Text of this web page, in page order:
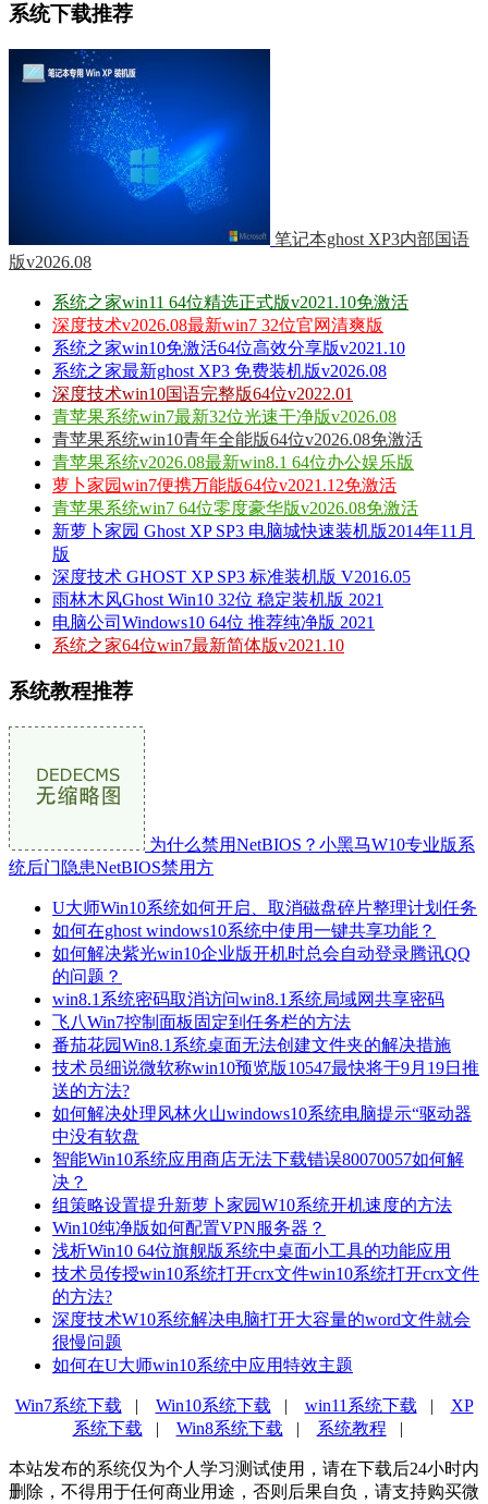
系统下载推荐
笔记本ghost XP3内部国语
版v2026.08
系统之家win11 64位精选正式版v2021.10免激活
深度技术v2026.08最新win7 32位官网清爽版
系统之家win10免激活64位高效分享版v2021.10
系统之家最新ghost XP3 免费装机版v2026.08
深度技术win10国语完整版64位v2022.01
青苹果系统win7最新32位光速干净版v2026.08
青苹果系统win10青年全能版64位v2026.08免激活
青苹果系统v2026.08最新win8.1 64位办公娱乐版
萝卜家园win7便携万能版64位v2021.12免激活
青苹果系统win7 64位零度豪华版v2026.08免激活
新萝卜家园 Ghost XP SP3 电脑城快速装机版2014年11月
版
深度技术 GHOST XP SP3 标准装机版 V2016.05
雨林木风Ghost Win10 32位 稳定装机版 2021
电脑公司Windows10 64位 推荐纯净版 2021
系统之家64位win7最新简体版v2021.10
系统教程推荐
为什么禁用NetBIOS？小黑马W10专业版系
统后门隐患NetBIOS禁用方
U大师Win10系统如何开启、取消磁盘碎片整理计划任务
如何在ghost windows10系统中使用一键共享功能？
如何解决紫光win10企业版开机时总会自动登录腾讯QQ
的问题？
win8.1系统密码取消访问win8.1系统局域网共享密码
飞八Win7控制面板固定到任务栏的方法
番茄花园Win8.1系统桌面无法创建文件夹的解决措施
技术员细说微软称win10预览版10547最快将于9月19日推
送的方法?
如何解决处理风林火山windows10系统电脑提示“驱动器
中没有软盘
智能Win10系统应用商店无法下载错误80070057如何解
决？
组策略设置提升新萝卜家园W10系统开机速度的方法
Win10纯净版如何配置VPN服务器？
浅析Win10 64位旗舰版系统中桌面小工具的功能应用
技术员传授win10系统打开crx文件win10系统打开crx文件
的方法?
深度技术W10系统解决电脑打开大容量的word文件就会
很慢问题
如何在U大师win10系统中应用特效主题
Win7系统下载 | Win10系统下载 | win11系统下载 | XP
系统下载 | Win8系统下载 | 系统教程 |
本站发布的系统仅为个人学习测试使用，请在下载后24小时内
删除，不得用于任何商业用途，否则后果自负，请支持购买微